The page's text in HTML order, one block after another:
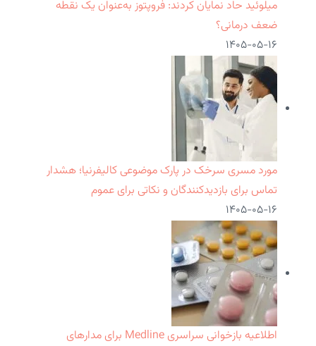
میلوئید حاد نمایان کردند: فروپتوز به‌عنوان یک نقطه
ضعف درمانی؟
۱۴۰۵-۰۵-۱۶
مورد مسری سرخک در پارک موضوعی کالیفرنیا؛ هشدار
تماس برای بازدیدکنندگان و نکاتی برای عموم
۱۴۰۵-۰۵-۱۶
اطلاعیه بازخوانی سراسری Medline برای مدارهای